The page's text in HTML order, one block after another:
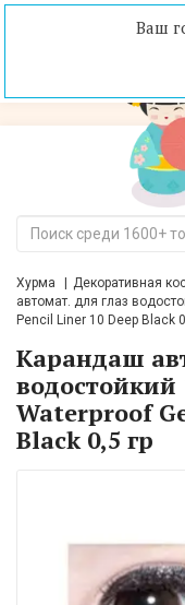
Ваш
Хурма Декоративная
автомат. для глаз
Pencil Liner 10 Deep Black
Карандаш
водостойкий
Waterproof
Black 0,5 гр